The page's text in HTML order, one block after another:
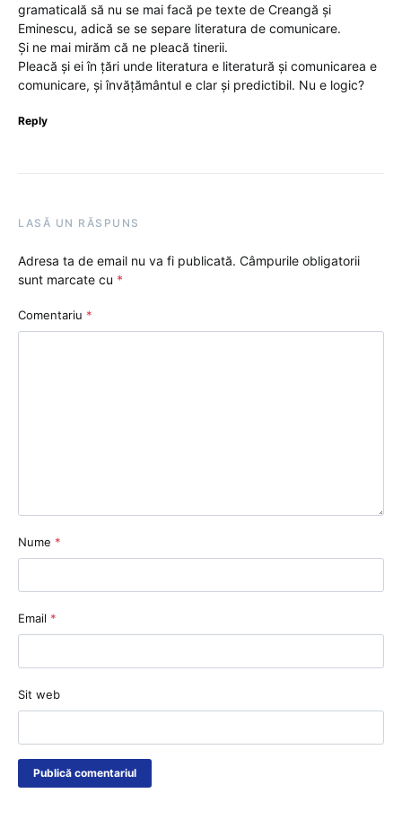
gramaticală să nu se mai facă pe texte de Creangă și
Eminescu, adică se se separe literatura de comunicare.
Și ne mai mirăm că ne pleacă tinerii.
Pleacă și ei în țări unde literatura e literatură și comunicarea e
comunicare, și învățământul e clar și predictibil. Nu e logic?
Reply
LASĂ UN RĂSPUNS
Adresa ta de email nu va fi publicată. Câmpurile obligatorii
sunt marcate cu *
Comentariu *
Nume *
Email *
Sit web